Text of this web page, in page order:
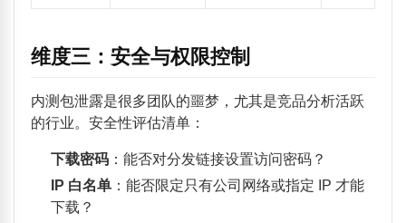
维度三：安全与权限控制
内测包泄露是很多团队的噩梦，尤其是竞品分析活跃
的行业。安全性评估清单：
下载密码：能否对分发链接设置访问密码？
IP 白名单：能否限定只有公司网络或指定 IP 才能
下载？